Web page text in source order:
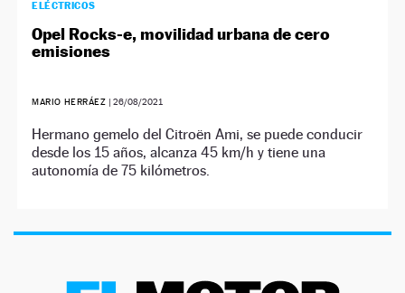
ELÉCTRICOS
Opel Rocks-e, movilidad urbana de cero
emisiones
MARIO HERRÁEZ | 26/08/2021
Hermano gemelo del Citroën Ami, se puede conducir
desde los 15 años, alcanza 45 km/h y tiene una
autonomía de 75 kilómetros.